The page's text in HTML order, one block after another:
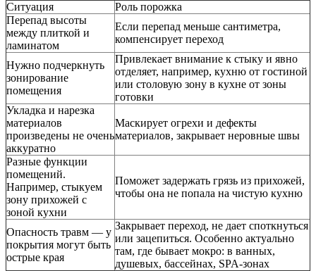
Ситуация
Роль порожка
Перепад высоты
между плиткой и
ламинатом
Если перепад меньше сантиметра,
компенсирует переход
Нужно подчеркнуть
зонирование
помещения
Привлекает внимание к стыку и явно
отделяет, например, кухню от гостиной
или столовую зону в кухне от зоны
готовки
Укладка и нарезка
материалов
произведены не очень
аккуратно
Маскирует огрехи и дефекты
материалов, закрывает неровные швы
Разные функции
помещений.
Например, стыкуем
зону прихожей с
зоной кухни
Поможет задержать грязь из прихожей,
чтобы она не попала на чистую кухню
Опасность травм — у
покрытия могут быть
острые края
Закрывает переход, не дает споткнуться
или зацепиться. Особенно актуально
там, где бывает мокро: в ванных,
душевых, бассейнах, SPA-зонах